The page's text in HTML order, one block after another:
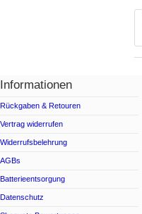
Informationen
Rückgaben & Retouren
Vertrag widerrufen
Widerrufsbelehrung
AGBs
Batterieentsorgung
Datenschutz